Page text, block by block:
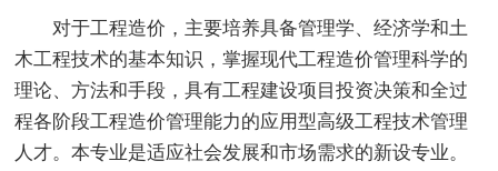
对于工程造价，主要培养具备管理学、经济学和土
木工程技术的基本知识，掌握现代工程造价管理科学的
理论、方法和手段，具有工程建设项目投资决策和全过
程各阶段工程造价管理能力的应用型高级工程技术管理
人才。本专业是适应社会发展和市场需求的新设专业。